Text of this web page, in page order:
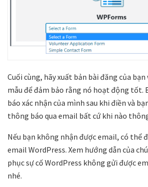
Cuối cùng, hãy xuất bản bài đăng của
mẫu để đảm bảo rằng nó hoạt động tốt.
báo xác nhận của mình sau khi điền và
thông báo qua email bất cứ khi nào
Nếu bạn không nhận được email, có thể
email WordPress. Xem hướng dẫn của
phục sự cố WordPress không gửi được
nhé.